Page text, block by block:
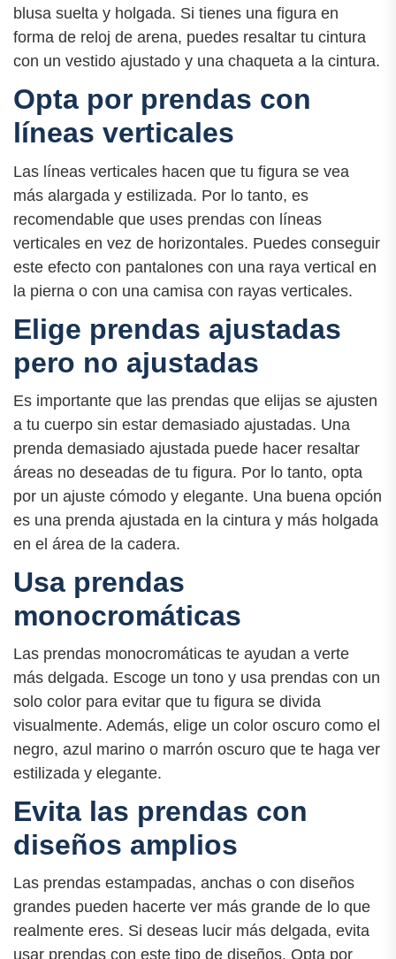
blusa suelta y holgada. Si tienes una figura en
forma de reloj de arena, puedes resaltar tu cintura
con un vestido ajustado y una chaqueta a la cintura.
Opta por prendas con
líneas verticales
Las líneas verticales hacen que tu figura se vea
más alargada y estilizada. Por lo tanto, es
recomendable que uses prendas con líneas
verticales en vez de horizontales. Puedes conseguir
este efecto con pantalones con una raya vertical en
la pierna o con una camisa con rayas verticales.
Elige prendas ajustadas
pero no ajustadas
Es importante que las prendas que elijas se ajusten
a tu cuerpo sin estar demasiado ajustadas. Una
prenda demasiado ajustada puede hacer resaltar
áreas no deseadas de tu figura. Por lo tanto, opta
por un ajuste cómodo y elegante. Una buena opción
es una prenda ajustada en la cintura y más holgada
en el área de la cadera.
Usa prendas
monocromáticas
Las prendas monocromáticas te ayudan a verte
más delgada. Escoge un tono y usa prendas con un
solo color para evitar que tu figura se divida
visualmente. Además, elige un color oscuro como el
negro, azul marino o marrón oscuro que te haga ver
estilizada y elegante.
Evita las prendas con
diseños amplios
Las prendas estampadas, anchas o con diseños
grandes pueden hacerte ver más grande de lo que
realmente eres. Si deseas lucir más delgada, evita
usar prendas con este tipo de diseños. Opta por